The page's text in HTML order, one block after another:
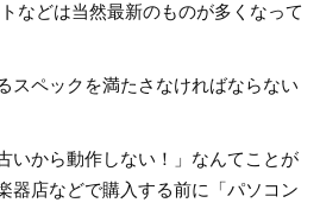
などは当然最新のものが多くなって
スペックを満たさなければならない
いから動作しない！」なんてことが
器店などで購入する前に「パソコン